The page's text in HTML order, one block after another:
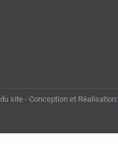
site - Conception et Réalisation: